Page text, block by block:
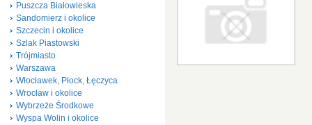
Puszcza Białowieska
Sandomierz i okolice
Szczecin i okolice
Szlak Piastowski
Trójmiasto
Warszawa
Włocławek, Płock, Łęczyca
Wrocław i okolice
Wybrzeże Środkowe
Wyspa Wolin i okolice